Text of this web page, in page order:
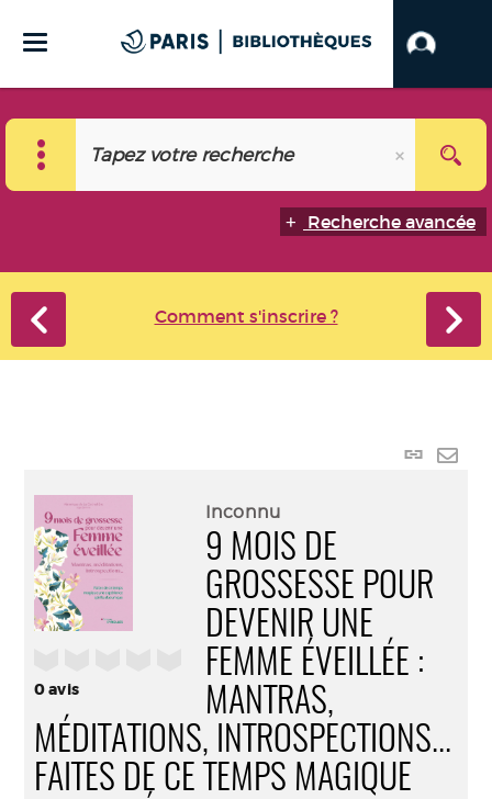
Recherche avancée
Comment s'inscrire ?
Lien
0avis
Inconnu
9 MOIS DE
GROSSESSE POUR
DEVENIR UNE
FEMME ÉVEILLÉE :
MANTRAS,
MÉDITATIONS, INTROSPECTIONS...
FAITES DE CE TEMPS MAGIQUE